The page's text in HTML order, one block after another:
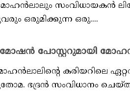
സംവിധായകൻ
ഒരുമിക്കുന്ന ഒരു....
മോഷൻ പോസ്റ്ററുമായി
കരിയറിലെ
ഭദ്രൻ സംവിധാനം